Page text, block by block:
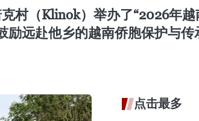
村（Klinok）举办了“2026年
远赴他乡的越南侨胞保护与
点击最多